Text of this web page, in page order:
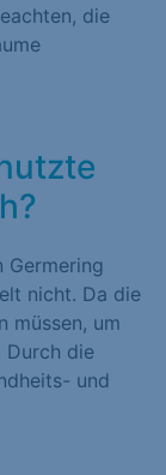
die
Germering
nicht. Da die
müssen, um
Durch die
und